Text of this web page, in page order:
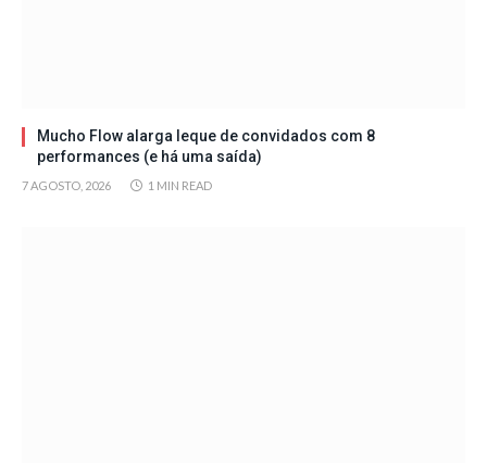
Mucho Flow alarga leque de convidados com 8
performances (e há uma saída)
7 AGOSTO, 2026 1 MIN READ